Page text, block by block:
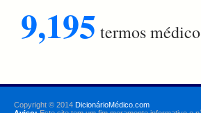
9,195 termos
Copyright © 2014 DicionárioMédico.com